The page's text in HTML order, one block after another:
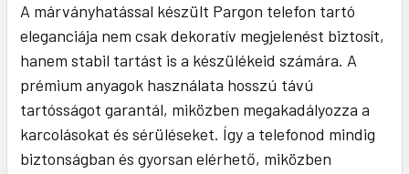
A márványhatással készült Pargon telefon tartó
eleganciája nem csak dekoratív megjelenést biztosít,
hanem stabil tartást is a készülékeid számára. A
prémium anyagok használata hosszú távú
tartósságot garantál, miközben megakadályozza a
karcolásokat és sérüléseket. Így a telefonod mindig
biztonságban és gyorsan elérhető, miközben